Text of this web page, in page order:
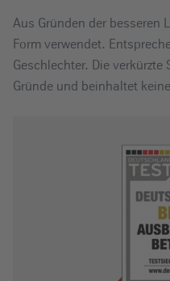
Aus Gründen der besseren
Form verwendet.
Geschlechter. Die
Gründe und beinhaltet